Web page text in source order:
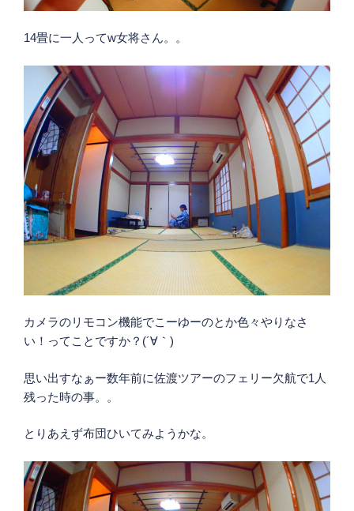
14畳に一人ってw女将さん。。
カメラのリモコン機能でこーゆーのとか色々やりなさ
い！ってことですか？(´∀｀)
思い出すなぁー数年前に佐渡ツアーのフェリー欠航で1人
残った時の事。。
とりあえず布団ひいてみようかな。